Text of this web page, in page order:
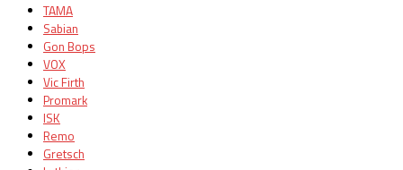
TAMA
Sabian
Gon Bops
VOX
Vic Firth
Promark
ISK
Remo
Gretsch